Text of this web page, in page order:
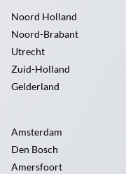
Noord Holland
Noord-Brabant
Utrecht
Zuid-Holland
Gelderland
Amsterdam
Den Bosch
Amersfoort